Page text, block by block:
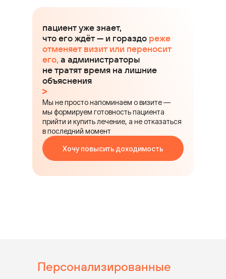
пациент уже знает,
что его ждёт — и гораздо реже
отменяет визит или переносит
его, а администраторы
не тратят время на лишние
объяснения
Мы не просто напоминаем о визите —
мы формируем готовность пациента
прийти и купить лечение, а не отказаться
в последний момент
Хочу повысить доходимость
Персонализированные